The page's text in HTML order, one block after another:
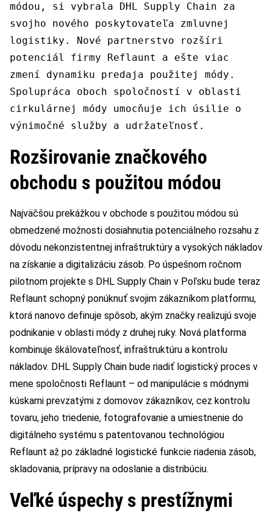
módou, si vybrala DHL Supply Chain za
svojho nového poskytovateľa zmluvnej
logistiky. Nové partnerstvo rozšíri
potenciál firmy Reflaunt a ešte viac
zmení dynamiku predaja použitej módy.
Spolupráca oboch spoločností v oblasti
cirkulárnej módy umocňuje ich úsilie o
výnimočné služby a udržateľnosť.
Rozširovanie značkového
obchodu s použitou módou
Najväčšou prekážkou v obchode s použitou módou sú
obmedzené možnosti dosiahnutia potenciálneho rozsahu z
dôvodu nekonzistentnej infraštruktúry a vysokých nákladov
na získanie a digitalizáciu zásob. Po úspešnom ročnom
pilotnom projekte s DHL Supply Chain v Poľsku bude teraz
Reflaunt schopný ponúknuť svojim zákazníkom platformu,
ktorá nanovo definuje spôsob, akým značky realizujú svoje
podnikanie v oblasti módy z druhej ruky. Nová platforma
kombinuje škálovateľnosť, infraštruktúru a kontrolu
nákladov. DHL Supply Chain bude riadiť logistický proces v
mene spoločnosti Reflaunt – od manipulácie s módnymi
kúskami prevzatými z domovov zákazníkov, cez kontrolu
tovaru, jeho triedenie, fotografovanie a umiestnenie do
digitálneho systému s patentovanou technológiou
Reflaunt až po základné logistické funkcie riadenia zásob,
skladovania, prípravy na odoslanie a distribúciu.
Veľké úspechy s prestížnymi